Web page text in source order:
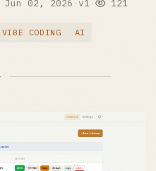
Jun 02, 2026 · v1· 121
VIBE CODING AI